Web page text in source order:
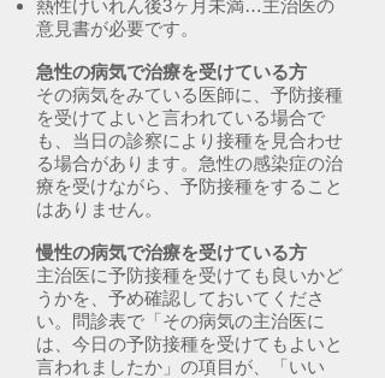
熱性けいれん後3ヶ月未満…主治医の
意見書が必要です。
急性の病気で治療を受けている方
その病気をみている医師に、予防接種
を受けてよいと言われている場合で
も、当日の診察により接種を見合わせ
る場合があります。急性の感染症の治
療を受けながら、予防接種をすること
はありません。
慢性の病気で治療を受けている方
主治医に予防接種を受けても良いかど
うかを、予め確認しておいてくださ
い。問診表で「その病気の主治医に
は、今日の予防接種を受けてもよいと
言われましたか」の項目が、「いい